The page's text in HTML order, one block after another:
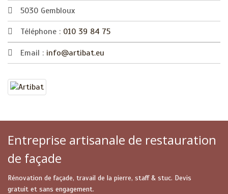
5030 Gembloux
Téléphone : 010 39 84 75
Email : info@artibat.eu
Entreprise artisanale de restauration
de façade
Rénovation de façade, travail de la pierre, staff & stuc. Devis
gratuit et sans engagement.